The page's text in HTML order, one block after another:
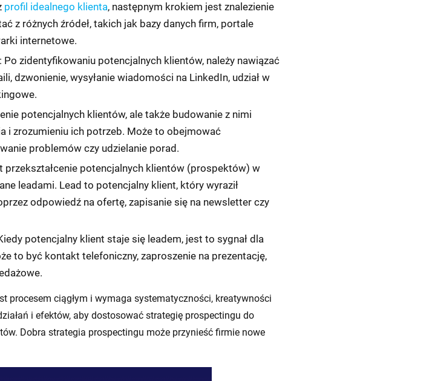
profil idealnego klienta, następnym krokiem jest znalezienie
z różnych źródeł, takich jak bazy danych firm, portale
internetowe.
: Po zidentyfikowaniu potencjalnych klientów, należy nawiązać
dzwonienie, wysyłanie wiadomości na LinkedIn, udział w
potencjalnych klientów, ale także budowanie z nimi
i zrozumieniu ich potrzeb. Może to obejmować
problemów czy udzielanie porad.
przekształcenie potencjalnych klientów (prospektów) w
leadami. Lead to potencjalny klient, który wyraził
odpowiedź na ofertę, zapisanie się na newsletter czy
potencjalny klient staje się leadem, jest to sygnał dla
to być kontakt telefoniczny, zaproszenie na prezentację,
procesem ciągłym i wymaga systematyczności, kreatywności
i efektów, aby dostosować strategię prospectingu do
Dobra strategia prospectingu może przynieść firmie nowe